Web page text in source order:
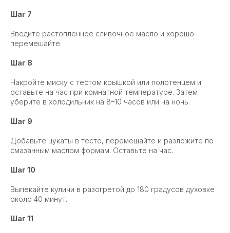
Шаг 7
Введите растопленное сливочное масло и хорошо
перемешайте.
Шаг 8
Накройте миску с тестом крышкой или полотенцем и
оставьте на час при комнатной температуре. Затем
уберите в холодильник на 8–10 часов или на ночь.
Шаг 9
Добавьте цукаты в тесто, перемешайте и разложите по
смазанным маслом формам. Оставьте на час.
Шаг 10
Выпекайте куличи в разогретой до 180 градусов духовке
около 40 минут.
Шаг 11